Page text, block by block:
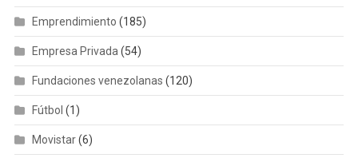
Emprendimiento (185)
Empresa Privada(54)
Fundaciones venezolanas (120)
Fútbol (1)
Movistar(6)